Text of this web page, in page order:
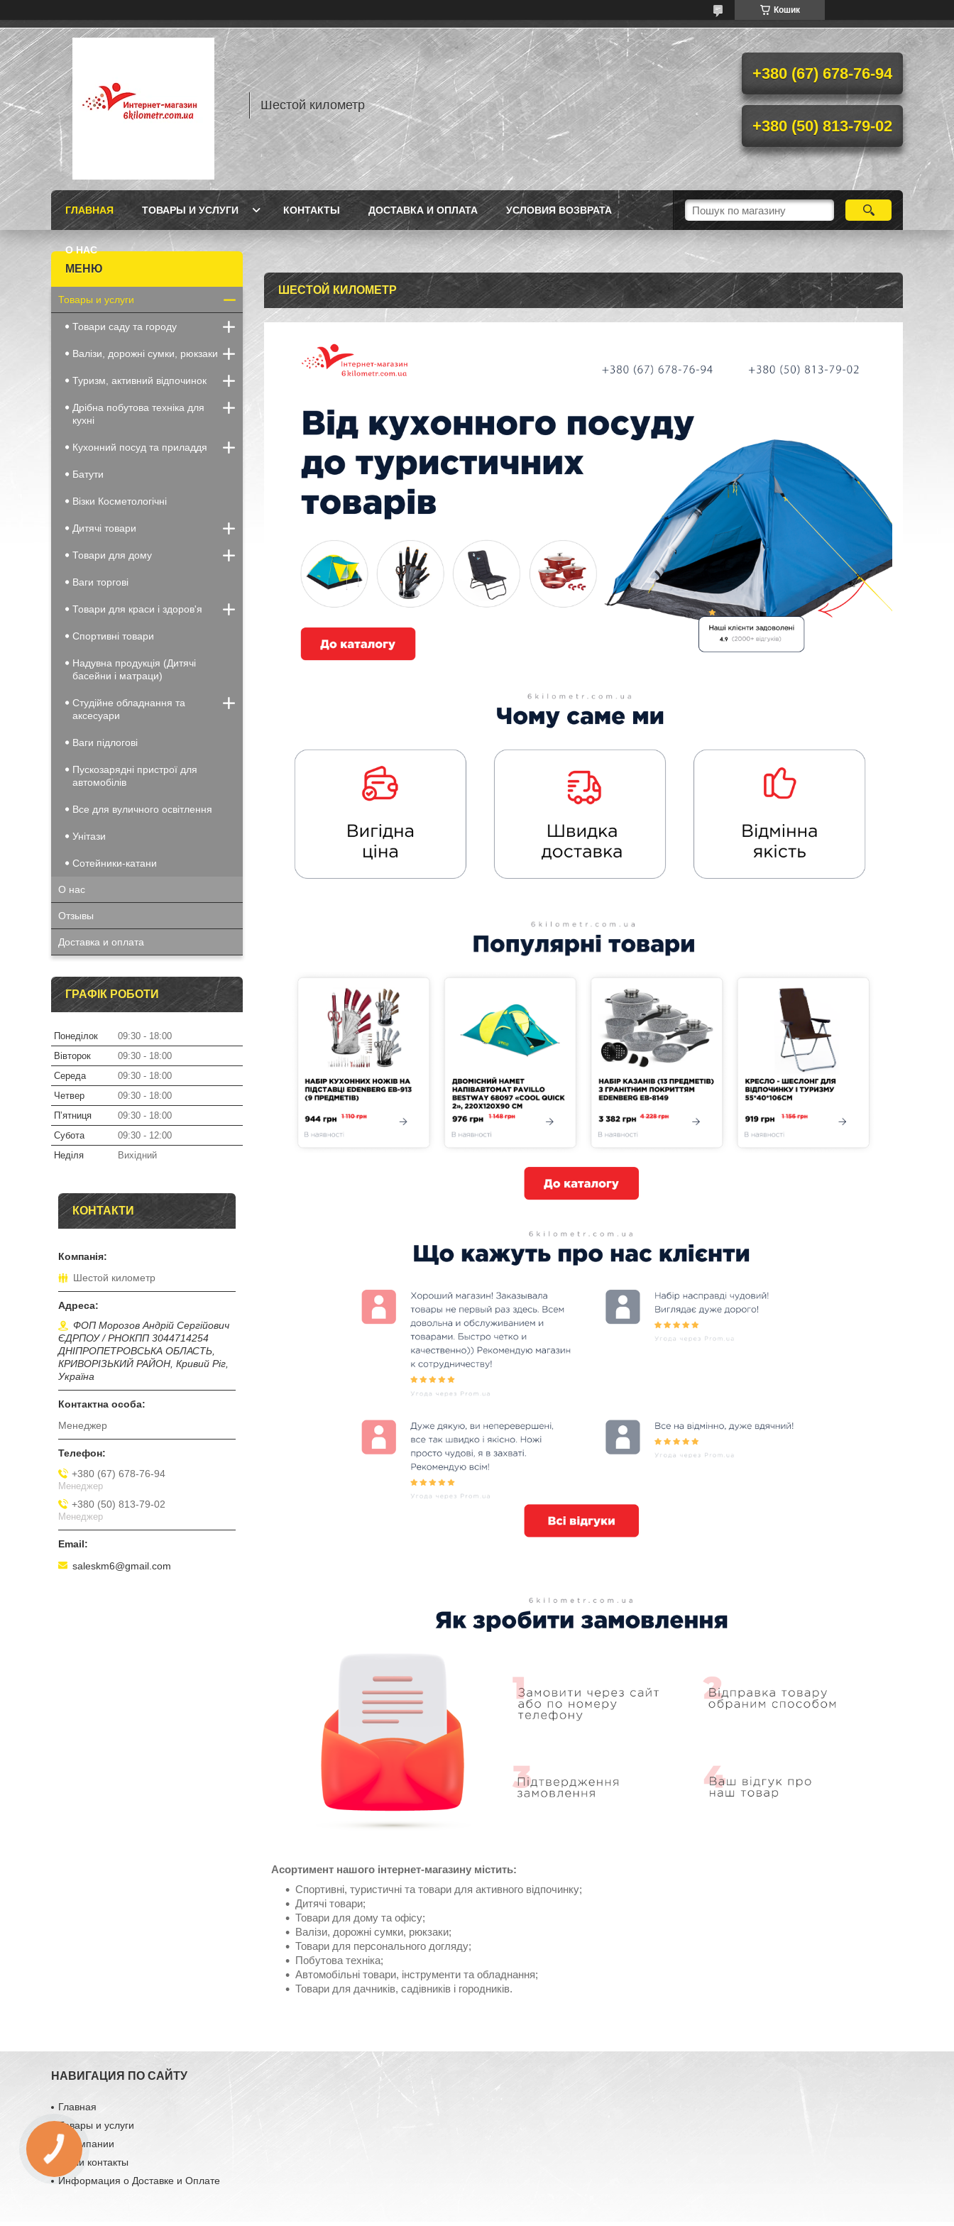
Кошик
Шестой километр
+380 (67) 678-76-94
+380 (50) 813-79-02
ГЛАВНАЯ ТОВАРЫ И УСЛУГИ КОНТАКТЫ ДОСТАВКА И ОПЛАТА УСЛОВИЯ ВОЗВРАТА
О НАС
ШЕСТОЙ КИЛОМЕТР
Асортимент нашого інтернет-магазину містить:
Спортивні, туристичні та товари для активного відпочинку;
Дитячі товари;
Товари для дому та офісу;
Валізи, дорожні сумки, рюкзаки;
Товари для персонального догляду;
Побутова техніка;
Автомобільні товари, інструменти та обладнання;
Товари для дачників, садівників і городників.
Товары и услуги
Товари саду та городу
Валізи, дорожні сумки, рюкзаки
Туризм, активний відпочинок
Дрібна побутова техніка для
кухні
Кухонний посуд та приладдя
Батути
Візки Косметологічні
Дитячі товари
Товари для дому
Ваги торгові
Товари для краси і здоров'я
Спортивні товари
Надувна продукція (Дитячі
басейни і матраци)
Студійне обладнання та
аксесуари
Ваги підлогові
Пускозарядні пристрої для
автомобілів
Все для вуличного освітлення
Унітази
Сотейники-катани
О нас
Отзывы
Доставка и оплата
ГРАФІК РОБОТИ
Понеділок 09:30
18:00
Вівторок
09:30
18:00
Середа
09:30
18:00
Четвер
09:30
18:00
Пʼятниця
09:30
18:00
Субота
09:30
12:00
Неділя
Вихідний
КОНТАКТИ
Шестой километр
ФОП Морозов Андрій Сергійович
ЄДРПОУ / РНОКПП 3044714254
ДНІПРОПЕТРОВСЬКА ОБЛАСТЬ,
КРИВОРІЗЬКИЙ РАЙОН, Кривий Ріг,
Україна
Менеджер
+380 (67) 678-76-94
Менеджер
+380 (50) 813-79-02
Менеджер
saleskm6@gmail.com
НАВИГАЦИЯ ПО САЙТУ
Главная
Товары и услуги
О компании
Наши контакты
Информация о Доставке и Оплате